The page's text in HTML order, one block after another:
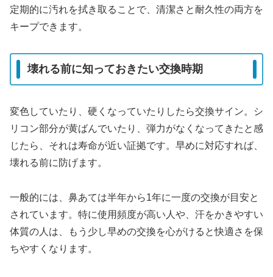
定期的に汚れを拭き取ることで、清潔さと耐久性の両方を
キープできます。
壊れる前に知っておきたい交換時期
変色していたり、硬くなっていたりしたら交換サイン。シ
リコン部分が黄ばんでいたり、弾力がなくなってきたと感
じたら、それは寿命が近い証拠です。早めに対応すれば、
壊れる前に防げます。
一般的には、鼻あては半年から1年に一度の交換が目安と
されています。特に使用頻度が高い人や、汗をかきやすい
体質の人は、もう少し早めの交換を心がけると快適さを保
ちやすくなります。